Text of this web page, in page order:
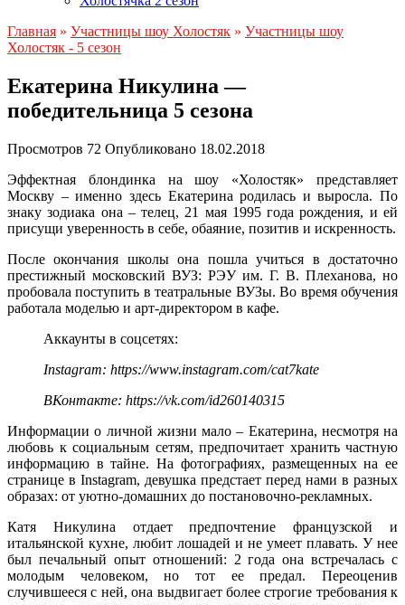
Главная » Участницы шоу Холостяк » Участницы шоу
Холостяк - 5 сезон
Екатерина Никулина —
победительница 5 сезона
Просмотров 72 Опубликовано 18.02.2018
Эффектная блондинка на шоу «Холостяк» представляет
Москву – именно здесь Екатерина родилась и выросла. По
знаку зодиака она – телец, 21 мая 1995 года рождения, и ей
присущи уверенность в себе, обаяние, позитив и искренность.
После окончания школы она пошла учиться в достаточно
престижный московский ВУЗ: РЭУ им. Г. В. Плеханова, но
пробовала поступить в театральные ВУЗы. Во время обучения
работала моделью и арт-директором в кафе.
Аккаунты в соцсетях:
Instagram: https://www.instagram.com/cat7kate
ВКонтакте: https://vk.com/id260140315
Информации о личной жизни мало – Екатерина, несмотря на
любовь к социальным сетям, предпочитает хранить частную
информацию в тайне. На фотографиях, размещенных на ее
странице в Instagram, девушка предстает перед нами в разных
образах: от уютно-домашних до постановочно-рекламных.
Катя Никулина отдает предпочтение французской и
итальянской кухне, любит лошадей и не умеет плавать. У нее
был печальный опыт отношений: 2 года она встречалась с
молодым человеком, но тот ее предал. Переоценив
случившееся с ней, она выдвигает более строгие требования к